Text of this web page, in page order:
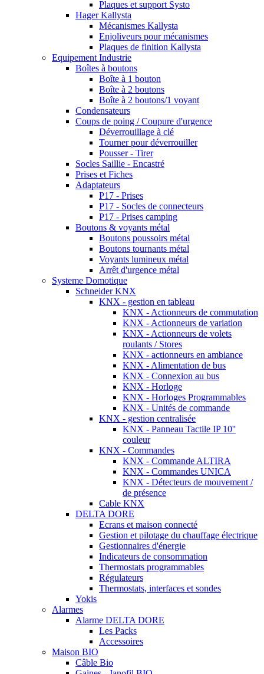
Plaques et support Systo
Hager Kallysta
Mécanismes Kallysta
Enjoliveurs pour mécanismes
Plaques de finition Kallysta
Equipement Industrie
Boîtes à boutons
Boîte à 1 bouton
Boîte à 2 boutons
Boîte à 2 boutons/1 voyant
Condensateurs
Coups de poing / Coupure d'urgence
Déverrouillage à clé
Tourner pour déverrouiller
Pousser - Tirer
Socles Saillie - Encastré
Prises et Fiches
Adaptateurs
P17 - Prises
P17 - Socles de connecteurs
P17 - Prises camping
Boutons & voyants métal
Boutons poussoirs métal
Boutons tournants métal
Voyants lumineux métal
Arrêt d'urgence métal
Systeme Domotique
Schneider KNX
KNX - gestion en tableau
KNX - Actionneurs de commutation
KNX - Actionneurs de variation
KNX - Actionneurs de volets
roulants / Stores
KNX - actionneurs en ambiance
KNX - Alimentation de bus
KNX - Connexion au bus
KNX - Horloge
KNX - Horloges Programmables
KNX - Unités de commande
KNX - gestion centralisée
KNX - Panneau Tactile IP 10''
couleur
KNX - Commandes
KNX - Commande ALTIRA
KNX - Commandes UNICA
KNX - Détecteurs de mouvement /
de présence
Cable KNX
DELTA DORE
Ecrans et maison connecté
Gestion et pilotage du chauffage électrique
Gestionnaires d'énergie
Indicateurs de consommation
Thermostats programmables
Régulateurs
Thermostats, interfaces et sondes
Yokis
Alarmes
Alarme DELTA DORE
Les Packs
Accessoires
Maison BIO
Câble Bio